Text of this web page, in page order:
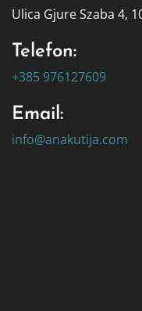
Ulica Gjure Szaba 4,
Telefon:
+385 976127609
Email:
info@anakutija.com